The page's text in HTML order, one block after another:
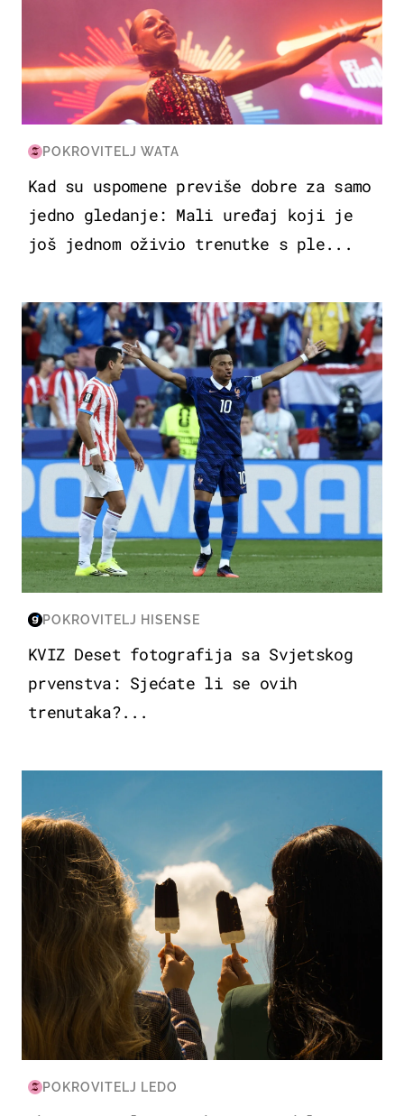
POKROVITELJ WATA
Kad su uspomene previše dobre za samo
jedno gledanje: Mali uređaj koji je
još jednom oživio trenutke s ple...
SVJETSKO PRVENSTVO 2026
POKROVITELJ HISENSE
KVIZ Deset fotografija sa Svjetskog
prvenstva: Sjećate li se ovih
trenutaka?...
POKROVITELJ LEDO